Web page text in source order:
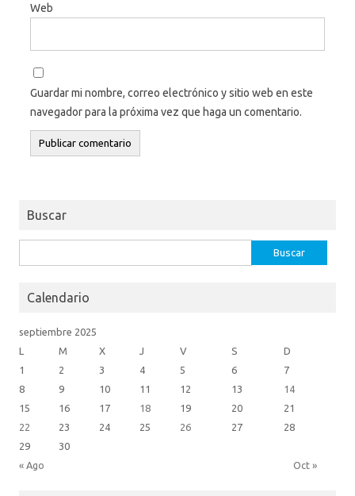
Web
Guardar mi nombre, correo electrónico y sitio web en este
navegador para la próxima vez que haga un comentario.
Buscar
Calendario
septiembre 2025
L
M X J V S D
« Ago Oct »
1 2 3 4 5 6
7
8
9 10 11 12 13
14
15
16 17 18 19 20
21
22
23 24 25 26 27
28
29
30